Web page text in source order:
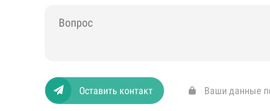
Оставить контакт Ваши данные